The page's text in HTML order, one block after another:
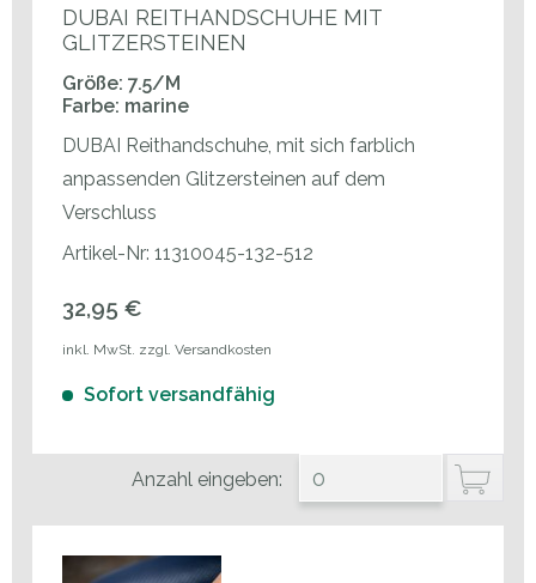
DUBAI REITHANDSCHUHE MIT
GLITZERSTEINEN
Größe: 7.5/M
Farbe: marine
DUBAI Reithandschuhe, mit sich farblich
anpassenden Glitzersteinen auf dem
Verschluss
Artikel-Nr: 11310045-132-512
32,95 €
inkl. MwSt. zzgl. Versandkosten
Sofort versandfähig
Anzahl eingeben: